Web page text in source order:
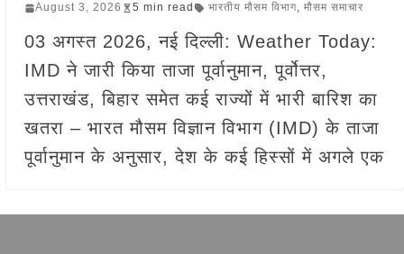
August 3, 2026 5 min read भारतीय मौसम विभाग, मौसम समाचार
03 अगस्त 2026, नई दिल्ली: Weather Today:
IMD ने जारी किया ताजा पूर्वानुमान, पूर्वोत्तर,
उत्तराखंड, बिहार समेत कई राज्यों में भारी बारिश का
खतरा – भारत मौसम विज्ञान विभाग (IMD) के ताजा
पूर्वानुमान के अनुसार, देश के कई हिस्सों में अगले एक